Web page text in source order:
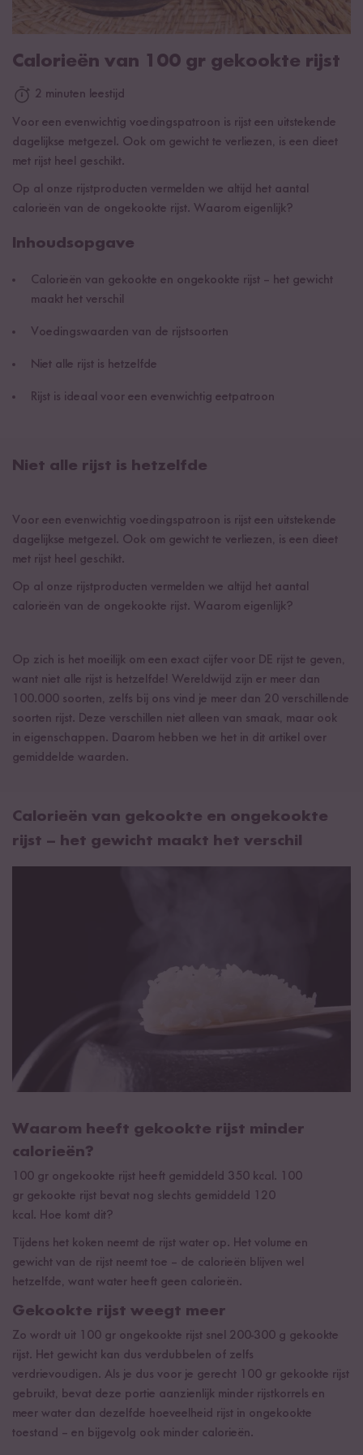
Calorieën van 100 gr gekookte rijst
2 minuten leestijd
Voor een evenwichtig voedingspatroon is rijst een uitstekende
dagelijkse metgezel. Ook om gewicht te verliezen, is een dieet
met rijst heel geschikt.
Op al onze rijstproducten vermelden we altijd het aantal
calorieën van de ongekookte rijst. Waarom eigenlijk?
Inhoudsopgave
Calorieën van gekookte en ongekookte rijst – het gewicht
maakt het verschil
Voedingswaarden van de rijstsoorten
Niet alle rijst is hetzelfde
Rijst is ideaal voor een evenwichtig eetpatroon
Niet alle rijst is hetzelfde
Voor een evenwichtig voedingspatroon is rijst een uitstekende
dagelijkse metgezel. Ook om gewicht te verliezen, is een dieet
met rijst heel geschikt.
Op al onze rijstproducten vermelden we altijd het aantal
calorieën van de ongekookte rijst. Waarom eigenlijk?
Op zich is het moeilijk om een exact cijfer voor DE rijst te geven,
want niet alle rijst is hetzelfde! Wereldwijd zijn er meer dan
100.000 soorten, zelfs bij ons vind je meer dan 20 verschillende
soorten rijst. Deze verschillen niet alleen van smaak, maar ook
in eigenschappen. Daarom hebben we het in dit artikel over
gemiddelde waarden.
Calorieën van gekookte en ongekookte
rijst – het gewicht maakt het verschil
Waarom heeft gekookte rijst minder
calorieën?
100 gr ongekookte rijst heeft gemiddeld 350 kcal. 100
gr gekookte rijst bevat nog slechts gemiddeld 120
kcal. Hoe komt dit?
Tijdens het koken neemt de rijst water op. Het volume en
gewicht van de rijst neemt toe – de calorieën blijven wel
hetzelfde, want water heeft geen calorieën.
Gekookte rijst weegt meer
Zo wordt uit 100 gr ongekookte rijst snel 200-300 g gekookte
rijst. Het gewicht kan dus verdubbelen of zelfs
verdrievoudigen. Als je dus voor je gerecht 100 gr gekookte rijst
gebruikt, bevat deze portie aanzienlijk minder rijstkorrels en
meer water dan dezelfde hoeveelheid rijst in ongekookte
toestand – en bijgevolg ook minder calorieën.